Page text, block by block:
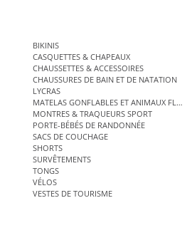
BIKINIS
CASQUETTES & CHAPEAUX
CHAUSSETTES & ACCESSOIRES
CHAUSSURES DE BAIN ET DE NATATION
LYCRAS
MATELAS GONFLABLES ET ANIMAUX
MONTRES & TRAQUEURS SPORT
PORTE-BÉBÉS DE RANDONNÉE
SACS DE COUCHAGE
SHORTS
SURVÊTEMENTS
TONGS
VÉLOS
VESTES DE TOURISME